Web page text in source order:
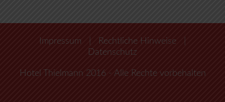
Impressum Rechtliche Hinweise
Datenschutz
Hotel Thielmann 2016 - Alle Rechte vorbehalten